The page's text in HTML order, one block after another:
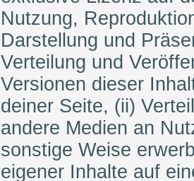
Nutzung,
Darstellung und
Verteilung und
Versionen dieser
deiner Seite, (ii)
andere Medien an
sonstige Weise
eigener Inhalte auf